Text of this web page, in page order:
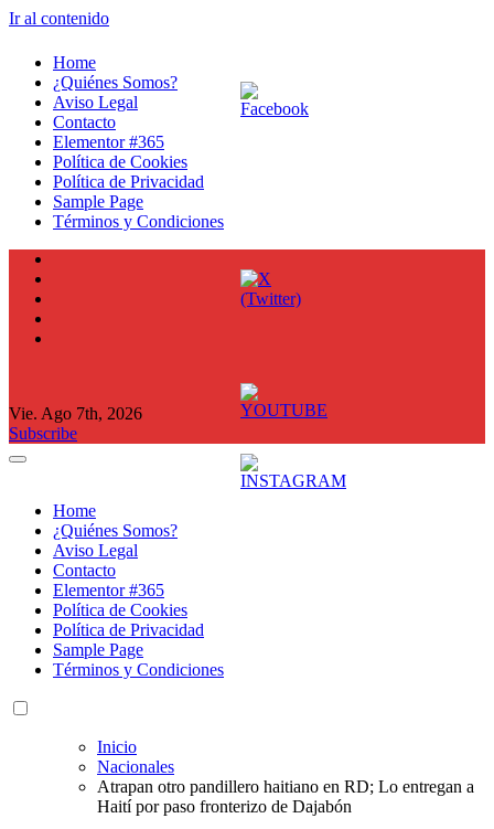
Ir al contenido
Home
¿Quiénes Somos?
Aviso Legal
Contacto
Elementor #365
Política de Cookies
Política de Privacidad
Sample Page
Términos y Condiciones
Vie. Ago 7th, 2026
Subscribe
Home
¿Quiénes Somos?
Aviso Legal
Contacto
Elementor #365
Política de Cookies
Política de Privacidad
Sample Page
Términos y Condiciones
Inicio
Nacionales
Atrapan otro pandillero haitiano en RD; Lo entregan a
Haití por paso fronterizo de Dajabón